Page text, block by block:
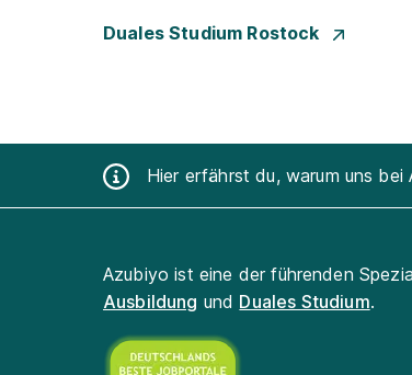
Duales Studium Rostock
Hier erfährst du, warum uns bei
Azubiyo ist eine der führenden
Ausbildung und Duales Studium.